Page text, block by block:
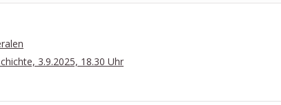
3.9.2025, 18.30 Uhr